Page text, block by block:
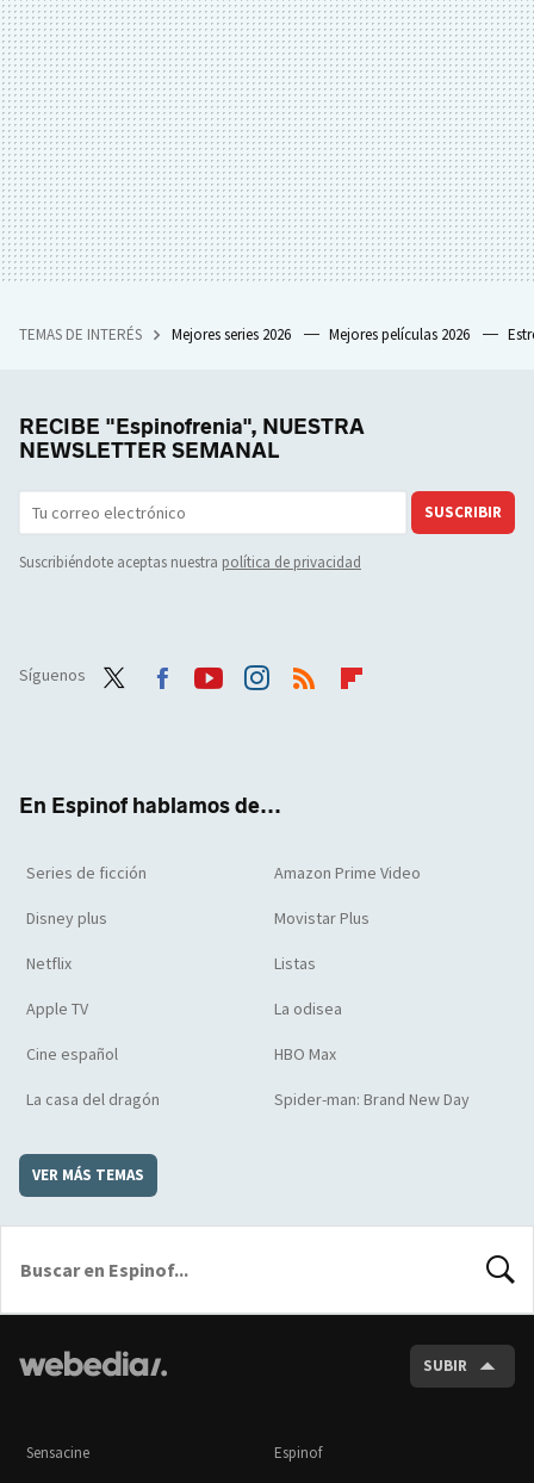
TEMAS DE INTERÉS Mejores series 2026 Mejores películas 2026
RECIBE "Espinofrenia", NUESTRA
NEWSLETTER SEMANAL
SUSCRIBIR
Suscribiéndote aceptas nuestra política de privacidad
Síguenos
En Espinof hablamos de...
Series de ficción Amazon Prime Video
Disney plus Movistar Plus
Netflix Listas
Apple TV La odisea
Cine español HBO Max
La casa del dragón Spider-man: Brand New Day
VER MÁS TEMAS
SUBIR
Sensacine Espinof